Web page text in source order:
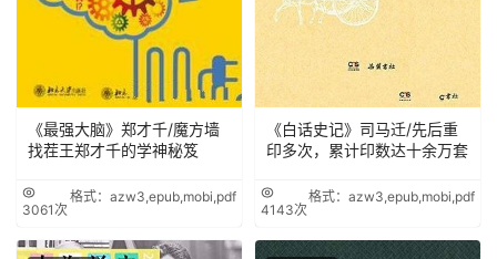
《最强大脑》郑才千/魔方墙
找茬王郑才千的学神秘笈
3061次
格式：azw3,epub,mobi,pdf
《白话史记》司马迁/先后重
印多次，累计印数达十余万套
4143次
格式：azw3,epub,mobi,pdf